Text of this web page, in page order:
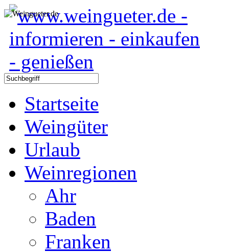
Startseite
Weingüter
Urlaub
Weinregionen
Ahr
Baden
Franken